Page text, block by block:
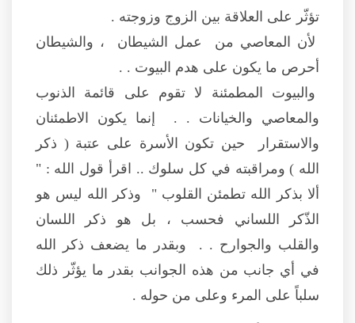
تؤثّر على العلاقة بين الزوج وزوجته .
لأن المعاصي من عمل الشيطان ، والشيطان
أحرص ما يكون على هدم البيوت . .
والبيوت المطمئنة لا تقوم على قائمة الذنوب
والمعاصي والخيانات . . إنما يكون الاطمئنان
والاستقرار حين تكون الأسرة على عتبة ( ذكر
الله ) ومراقبته في كل سلوك .. اقرأ قول الله : "
ألا بذكر الله تطمئن القلوب " وذكر الله ليس هو
الذّكر اللساني فحسب ، بل هو ذكر اللسان
والقلب والجوارح . . وبقدر ما يضعف ذكر الله
في أي جانب من هذه الجوانب بقدر ما يؤثّر ذلك
سلباً على المرء وعلى من حوله .